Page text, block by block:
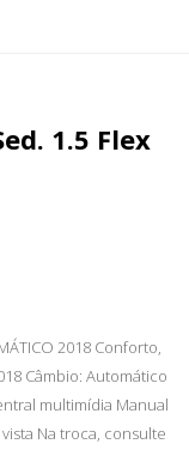
1.5 Flex
2018 Conforto,
Câmbio: Automático
multimídia Manual
Na troca, consulte